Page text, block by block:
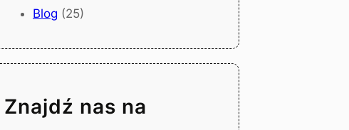
Blog (25)
Znajdź nas na